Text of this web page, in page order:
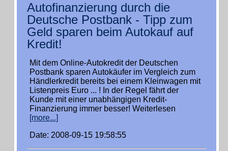
Autofinanzierung durch die
Deutsche Postbank - Tipp zum
Geld sparen beim Autokauf auf
Kredit!
Mit dem Online-Autokredit der Deutschen
Postbank sparen Autokäufer im Vergleich zum
Händlerkredit bereits bei einem Kleinwagen mit
Listenpreis Euro ... ! In der Regel fährt der
Kunde mit einer unabhängigen Kredit-
Finanzierung immer besser! Weiterlesen
[more...]
Date: 2008-09-15 19:58:55